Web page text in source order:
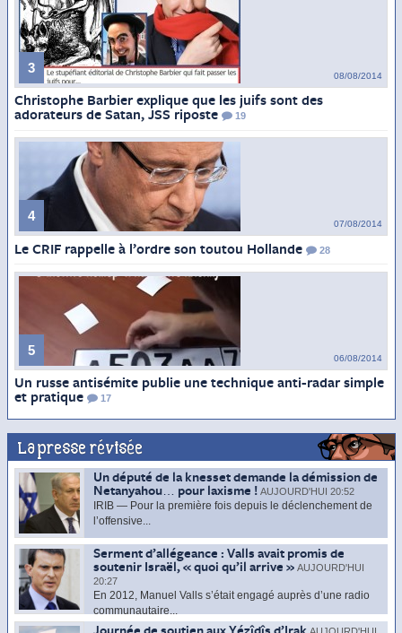
3
08/08/2014
Christophe Barbier explique que les juifs sont des
adorateurs de Satan, JSS riposte
19
4
07/08/2014
Le CRIF rappelle à l’ordre son toutou Hollande 28
5
06/08/2014
Un russe antisémite publie une technique anti-radar simple
et pratique
17
La presse révisée
Un député de la knesset demande la démission de
Netanyahou… pour laxisme ! AUJOURD'HUI 20:52
IRIB — Pour la première fois depuis le déclenchement de
l’offensive...
Serment d’allégeance : Valls avait promis de
soutenir Israël, « quoi qu’il arrive » AUJOURD'HUI
20:27
En 2012, Manuel Valls s’était engagé auprès d’une radio
communautaire...
AUJOURD'HUI